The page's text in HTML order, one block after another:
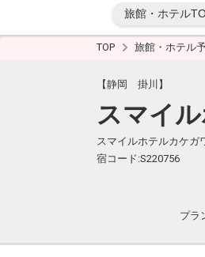
旅館・ホテル
TOP 旅館・ホテル
【静岡 掛川】
スマイル
スマイルホテルカケガ
宿コード:S220756
プラ